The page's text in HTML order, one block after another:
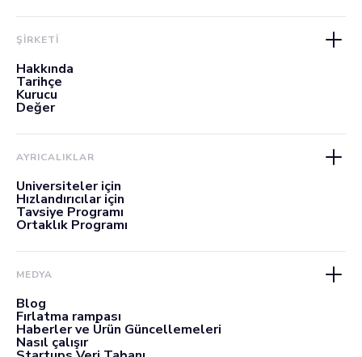
ŞİRKETİ
Hakkında
Tarihçe
Kurucu
Değer
AYRICALIKLAR
Üniversiteler için
Hızlandırıcılar için
Tavsiye Programı
Ortaklık Programı
MEDYA
Blog
Fırlatma rampası
Haberler ve Ürün Güncellemeleri
Nasıl çalışır